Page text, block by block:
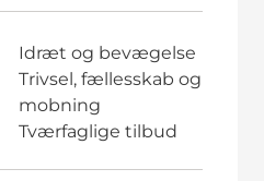
Idræt og bevægelse
Trivsel, fællesskab og
mobning
Tværfaglige tilbud